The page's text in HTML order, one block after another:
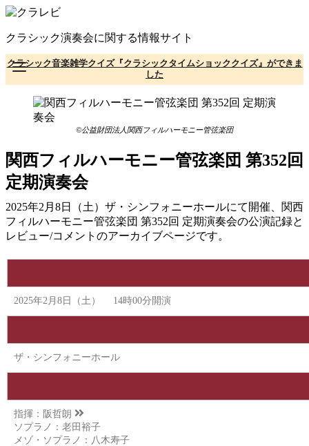
コ
テ
ン
ツ
へ
クラシック演奏会に関する情報サイト
クラシック音楽雑学クイズ『クラシックタイムショッククイズ』ができま
した
©公益財団法人関西フィルハーモニー管弦楽団
関西フィルハーモニー管弦楽団 第352回
定期演奏会
2025年2月8日（土）ザ・シンフォニーホールにて開催、関西
フィルハーモニー管弦楽団 第352回 定期演奏会の公演記録と
レビュー/コメントのアーカイブページです。
2025年2月8日（土） 14時00分開演
ザ・シンフォニーホール
指揮： 阪哲朗
ソプラノ：老田裕子
メゾ・ソプラノ：八木寿子